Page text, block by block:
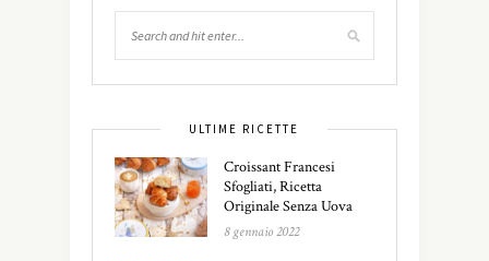
ULTIME RICETTE
Croissant Francesi
Sfogliati, Ricetta
Originale Senza Uova
8 gennaio 2022